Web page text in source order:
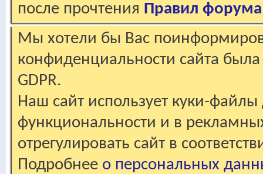
после прочтения Правил форума
Мы хотели бы Вас
конфиденциальности сайта
GDPR.
Наш сайт использует куки-файлы
функциональности и в
отрегулировать сайт в
Подробнее о персональных